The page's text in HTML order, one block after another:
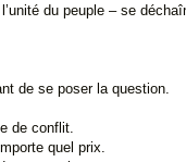
du peuple – se
de se poser la question.
de conflit.
quel prix.